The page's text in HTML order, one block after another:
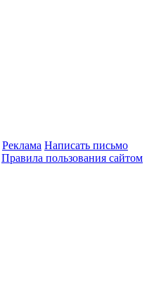
Реклама Написать письмо
Правила пользования сайтом